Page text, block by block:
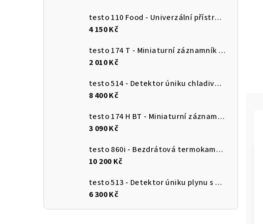
testo 110 Food - Univerzální přístroj pro měření teploty s připojením k aplikaci
4 150 Kč
testo 174 T - Miniaturní záznamník teploty s USB-C a softwarem pro PC
2 010 Kč
testo 514 - Detektor úniku chladiva s ohebnou sondou
8 400 Kč
testo 174 H BT - Miniaturní záznamník pro měření teploty a vlhkosti s Bluetooth a připojením k aplikaci
3 090 Kč
testo 860i - Bezdrátová termokamera pro chytré telefony
10 200 Kč
testo 513 - Detektor úniku plynu s ohebnou sondou
6 300 Kč